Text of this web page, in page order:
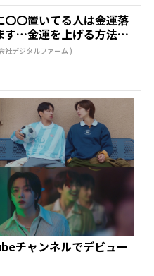
〇〇置いてる人は金運落
す…金運を上げる方法と
社デジタルファーム )
チャンネルでデビュー